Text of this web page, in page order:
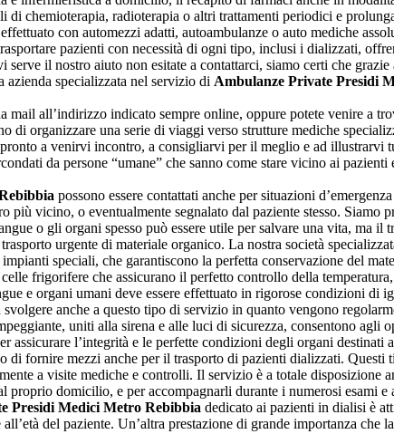
chemioterapia, radioterapia o altri trattamenti periodici e
con automezzi adatti, autoambulanze o auto mediche
pazienti con necessità di ogni tipo, inclusi i dializzati,
il nostro aiuto non esitate a contattarci, siamo certi che
specializzata nel servizio di Ambulanze Private Presidi
all’indirizzo indicato sempre online, oppure potete venire a
organizzare una serie di viaggi verso strutture mediche
pronto a venirvi incontro, a consigliarvi per il meglio e ad illustrarvi
da persone “umane” che sanno come stare vicino ai pazienti
possono essere contattati anche per situazioni
vicino, o eventualmente segnalato dal paziente stesso. Siamo
o gli organi spesso può essere utile per salvare una vita, ma il
urgente di materiale organico. La nostra società
speciali, che garantiscono la perfetta conservazione del
frigorifere che assicurano il perfetto controllo della
e organi umani deve essere effettuato in rigorose condizioni di
svolgere anche a questo tipo di servizio in quanto vengono
uniti alla sirena e alle luci di sicurezza, consentono agli
l’integrità e le perfette condizioni degli organi destinati
di fornire mezzi anche per il trasporto di pazienti dializzati. Questi
a visite mediche e controlli. Il servizio è a totale disposizione
domicilio, e per accompagnarli durante i numerosi esami
Presidi Medici Metro Rebibbia dedicato ai pazienti in dialisi è
del paziente. Un’altra prestazione di grande importanza che